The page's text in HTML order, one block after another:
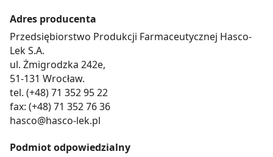
Adres producenta
Przedsiębiorstwo Produkcji Farmaceutycznej Hasco-
Lek S.A.
ul. Żmigrodzka 242e,
51-131 Wrocław.
tel. (+48) 71 352 95 22
fax: (+48) 71 352 76 36
hasco@hasco-lek.pl
Podmiot odpowiedzialny